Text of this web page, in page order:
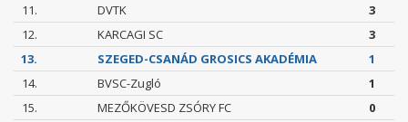
11.
DVTK
3
12.
KARCAGI SC
3
13.
SZEGED-CSANÁD GROSICS AKADÉMIA
1
14.
BVSC-Zugló
1
15.
MEZŐKÖVESD ZSÓRY FC
0